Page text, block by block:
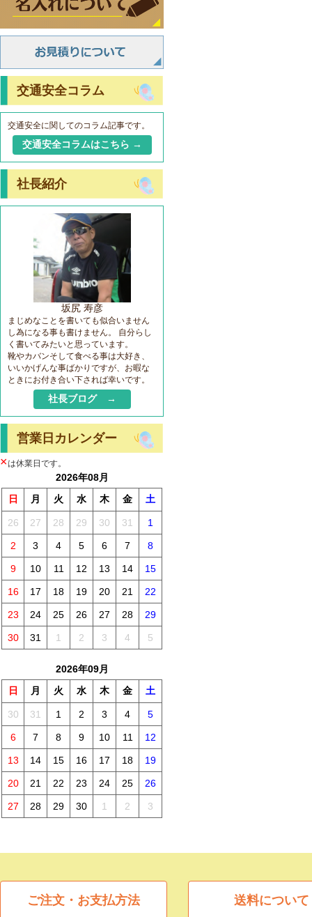
交通安全コラム
交通安全に関してのコラム記事です。
交通安全コラムはこちら →
社長紹介
坂尻 寿彦
まじめなことを書いても似合いません
し為になる事も書けません。 自分らし
く書いてみたいと思っています。
靴やカバンそして食べる事は大好き、
いいかげんな事ばかりですが、お暇な
ときにお付き合い下されば幸いです。
社長ブログ →
営業日カレンダー
×は休業日です。
2026年08月
日
月 火 水 木 金 土
26 27 28 29 30 31 1
2 3 4 5 6 7 8
9 10 11 12 13 14 15
16 17 18 19 20 21 22
23 24 25 26 27 28 29
30 31 1 2 3 4 5
2026年09月
日
月 火 水 木 金 土
30 31 1 2 3 4 5
6 7 8 9 10 11 12
13 14 15 16 17 18 19
20 21 22 23 24 25 26
27 28 29 30 1 2 3
ご注文・お支払方法 送料について